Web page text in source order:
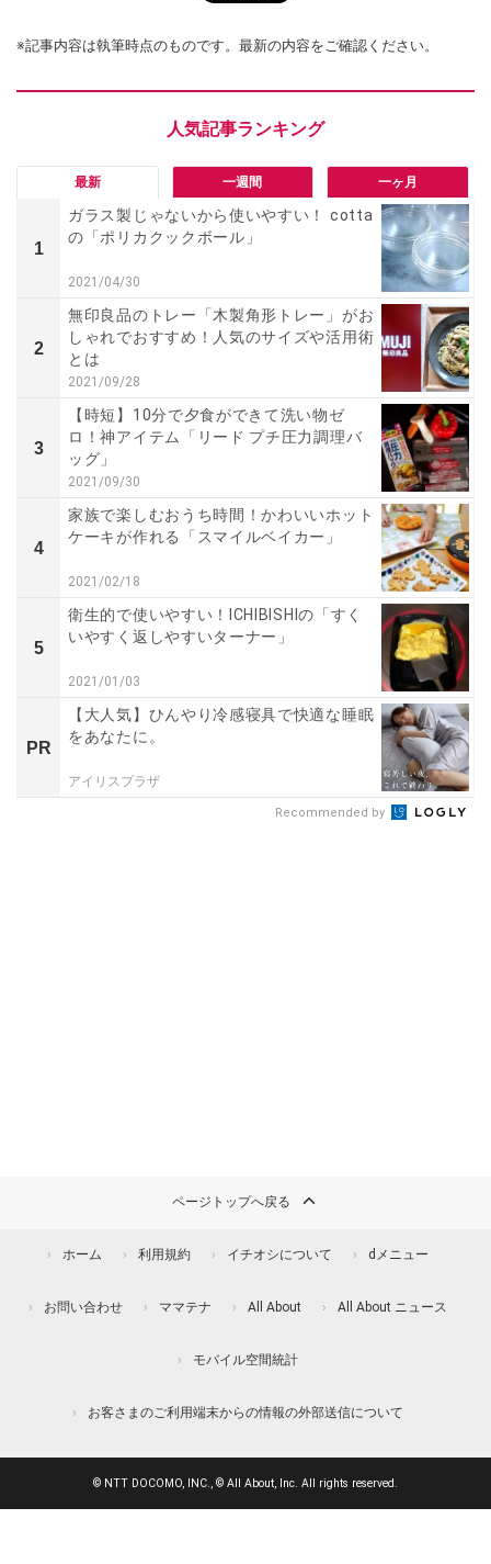
※記事内容は執筆時点のものです。最新の内容をご確認ください。
最新 一週間 一ヶ月
1
ガラス製じゃないから使いやすい！ cotta
の「ポリカクックボール」
2021/04/30
2
無印良品のトレー「木製角形トレー」がお
しゃれでおすすめ！人気のサイズや活用術
とは
2021/09/28
3
【時短】10分で夕食ができて洗い物ゼ
ロ！神アイテム「リード プチ圧力調理バ
ッグ」
2021/09/30
4
家族で楽しむおうち時間！かわいいホット
ケーキが作れる「スマイルベイカー」
2021/02/18
5
衛生的で使いやすい！ICHIBISHIの「すく
いやすく返しやすいターナー」
2021/01/03
PR
【大人気】ひんやり冷感寝具で快適な睡眠
をあなたに。
アイリスプラザ
Recommended by
ページトップへ戻る
ホーム 利用規約 イチオシについて dメニュー
お問い合わせ ママテナ All About All About ニュース
モバイル空間統計
お客さまのご利用端末からの情報の外部送信について
© NTT DOCOMO, INC., © All About, Inc. All rights reserved.